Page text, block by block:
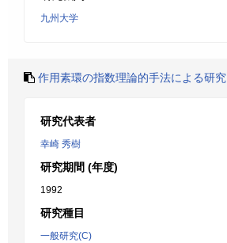
九州大学
作用素環の指数理論的手法による研究
研究代表者
幸崎 秀樹
研究期間 (年度)
1992
研究種目
一般研究(C)